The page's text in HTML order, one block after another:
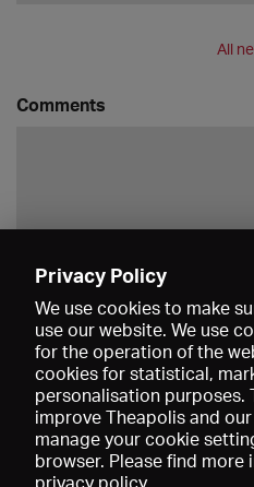
All
Comments
Privacy Policy
We use cookies to make
use our website. We use
for the operation of the
cookies for statistical,
personalisation purposes.
improve Theapolis and
manage your cookie
browser. Please find more
privacy policy.